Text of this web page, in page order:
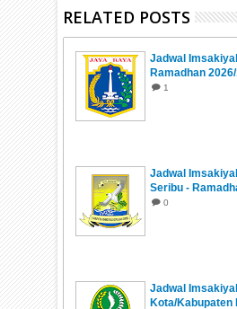
RELATED POSTS
Jadwal
Ramadhan
1
Jadwal
Seribu -
0
Jadwal
Kota/Kabupaten